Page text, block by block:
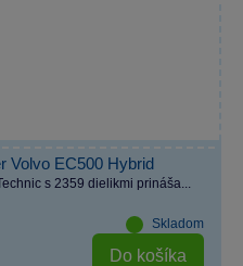
Volvo EC500 Hybrid
s 2359 dielikmi prináša...
Skladom
Do košíka